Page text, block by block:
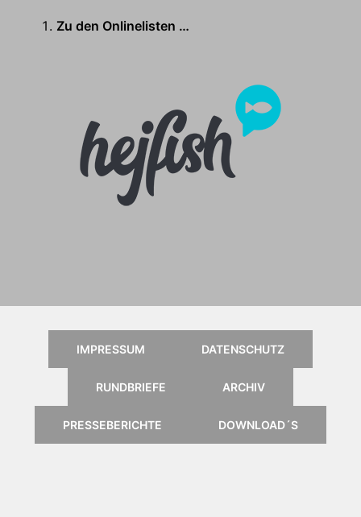
Zu den Onlinelisten …
IMPRESSUM DATENSCHUTZ
RUNDBRIEFE ARCHIV
PRESSEBERICHTE DOWNLOAD´S